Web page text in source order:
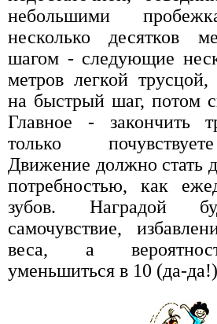
небольшими
несколько десятков
шагом - следующие
метров легкой
на быстрый шаг, потом
Главное - закончить
только
Движение должно стать
потребностью, как
зубов. Наградой
самочувствие,
веса, а
уменьшиться в 10 (да-